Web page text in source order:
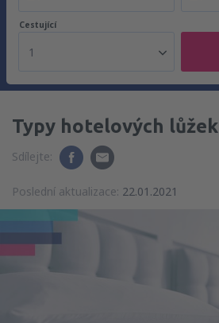
Cestující
1
Typy hotelových lůžek
Sdílejte:
Poslední aktualizace: 22.01.2021